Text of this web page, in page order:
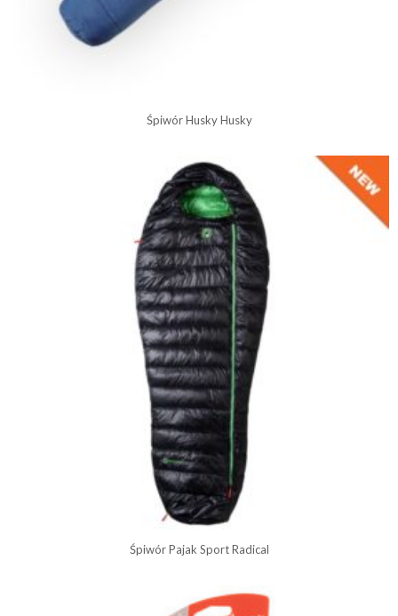
Śpiwór Husky Husky
Śpiwór Pajak Sport Radical